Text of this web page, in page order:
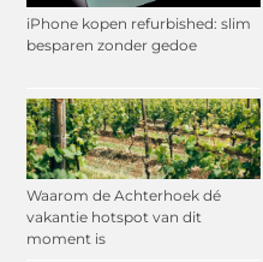
iPhone kopen refurbished: slim
besparen zonder gedoe
Waarom de Achterhoek dé
vakantie hotspot van dit
moment is